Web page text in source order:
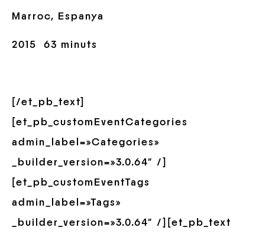
Marroc, Espanya
2015 63 minuts
[/et_pb_text]
[et_pb_customEventCategories
admin_label=»Categories»
_builder_version=»3.0.64″ /]
[et_pb_customEventTags
admin_label=»Tags»
_builder_version=»3.0.64″ /][et_pb_text